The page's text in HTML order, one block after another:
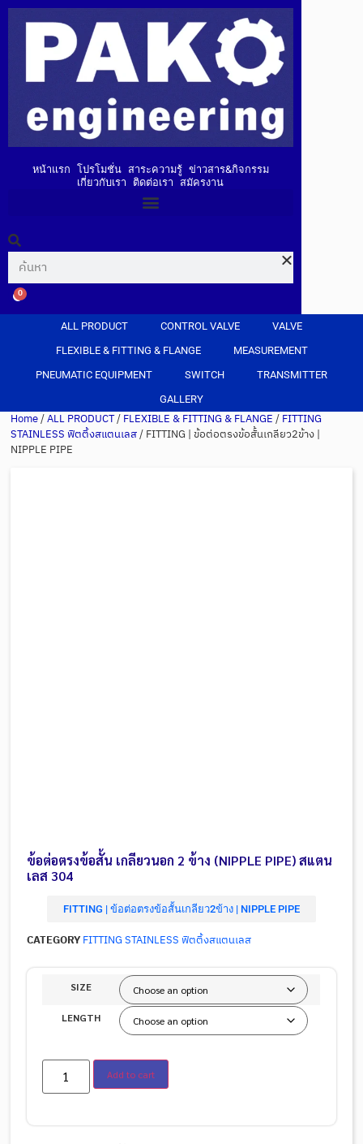
หน้าแรก โปรโมชั่น สาระความรู้ ข่าวสาร&กิจกรรม
เกี่ยวกับเรา
ติดต่อเรา สมัครงาน
0
ALL PRODUCT CONTROL VALVE
VALVE
FLEXIBLE & FITTING & FLANGE
MEASUREMENT
PNEUMATIC EQUIPMENT
SWITCH
TRANSMITTER
GALLERY
Home/ALL PRODUCT/FLEXIBLE & FITTING & FLANGE/FITTING
STAINLESS ฟิตติ้งสแตนเลส/ FITTING | ข้อต่อตรงข้อสั้นเกลียว2ข้าง |
NIPPLE PIPE
ข้อต่อตรงข้อสั้น เกลียวนอก 2 ข้าง (NIPPLE PIPE) สแตน
เลส 304
FITTING | ข้อต่อตรงข้อสั้นเกลียว2ข้าง | NIPPLE PIPE
CATEGORYFITTING STAINLESS ฟิตติ้งสแตนเลส
SIZE
LENGTH
Add to cart